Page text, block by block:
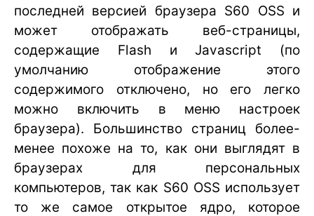
последней версией браузера S60 OSS и
может отображать веб-страницы,
содержащие Flash и Javascript (по
умолчанию отображение этого
содержимого отключено, но его легко
можно включить в меню настроек
браузера). Большинство страниц более-
менее похоже на то, как они выглядят в
браузерах для персональных
компьютеров, так как S60 OSS использует
то же самое открытое ядро, которое